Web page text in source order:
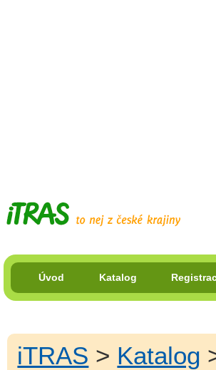
Úvod Katalog
iTRAS > Katalog